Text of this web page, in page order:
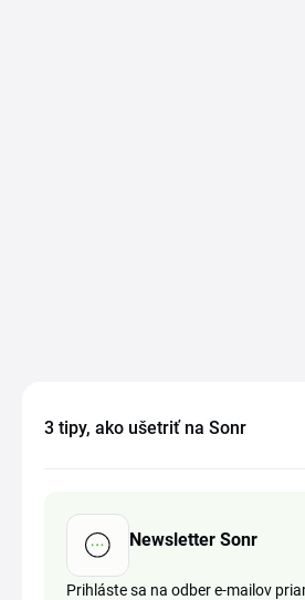
3 tipy, ako ušetriť na Sonr
Newsletter Sonr
Prihláste sa na odber e-mailov